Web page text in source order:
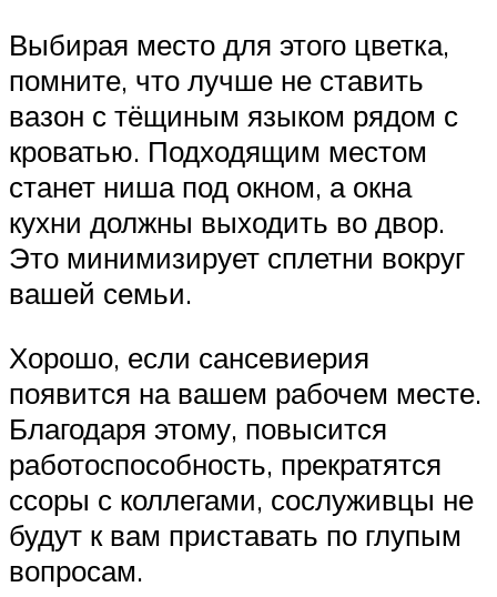
Выбирая место для этого цветка,
помните, что лучше не ставить
вазон с тёщиным языком рядом с
кроватью. Подходящим местом
станет ниша под окном, а окна
кухни должны выходить во двор.
Это минимизирует сплетни вокруг
вашей семьи.
Хорошо, если сансевиерия
появится на вашем рабочем месте.
Благодаря этому, повысится
работоспособность, прекратятся
ссоры с коллегами, сослуживцы не
будут к вам приставать по глупым
вопросам.